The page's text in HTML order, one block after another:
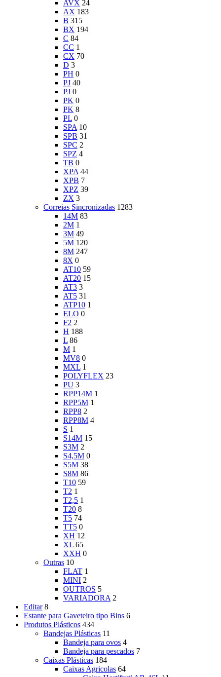
AVX 24
AX 183
B 315
BX 194
C 84
CC 1
CX 70
D 3
PH 0
PJ 40
PJ 0
PK 0
PK 8
PL 0
SPA 10
SPB 31
SPC 2
SPZ 4
TB 0
XPA 44
XPB 7
XPZ 39
ZX 3
Correias Sincronizadas 1283
14M 83
2M 1
3M 49
5M 120
8M 247
8X 0
AT10 59
AT20 15
AT3 3
AT5 31
ATP10 1
ELO 0
F2 2
H 188
L 86
M 1
MV8 0
MXL 1
POLYFLEX 23
PU 3
RPP14M 1
RPP5M 1
RPP8 2
RPP8M 4
S 1
S14M 15
S3M 2
S4,5M 0
S5M 38
S8M 86
T10 59
T2 1
T2,5 1
T20 8
T5 74
TT5 0
XH 12
XL 65
XXH 0
Outras 10
FLAT 1
MINI 2
OUTROS 5
VARIADORA 2
Editar 8
Estante para Gaveteiro tipo Bins 6
Produtos Plásticos 434
Bandejas Plásticas 11
Bandeja para ovos 4
Bandeja para pescados 7
Caixas Plásticas 184
Caixas Agricolas 64